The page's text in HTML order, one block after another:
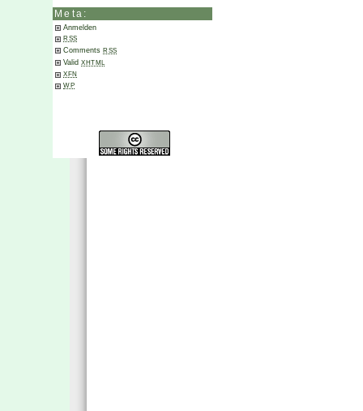
Meta:
Anmelden
RSS
Comments RSS
Valid XHTML
XFN
WP